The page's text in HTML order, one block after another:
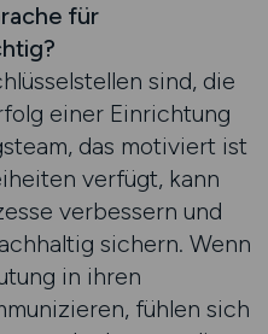
für
sind, die
einer Einrichtung
das motiviert ist
verfügt, kann
verbessern und
sichern. Wenn
in ihren
fühlen sich